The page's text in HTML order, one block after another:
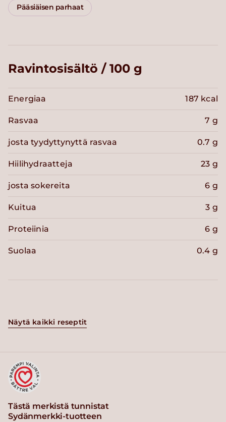
Pääsiäisen parhaat
Ravintosisältö / 100 g
Energiaa 187 kcal
Rasvaa 7 g
josta tyydyttynyttä rasvaa 0.7 g
Hiilihydraatteja 23 g
josta sokereita 6 g
Kuitua 3 g
Proteiinia 6 g
Suolaa 0.4 g
Näytä kaikki reseptit
Tästä merkistä tunnistat
Sydänmerkki-tuotteen